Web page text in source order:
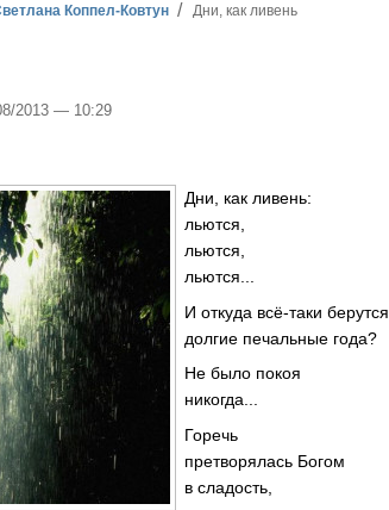
Коппел-Ковтун Дни, как ливень
2013 — 10:29
Дни, как ливень:
льются,
льются,
льются...
И откуда всё-таки берутся
долгие печальные года?
Не было покоя
никогда...
Горечь
претворялась Богом
в сладость,